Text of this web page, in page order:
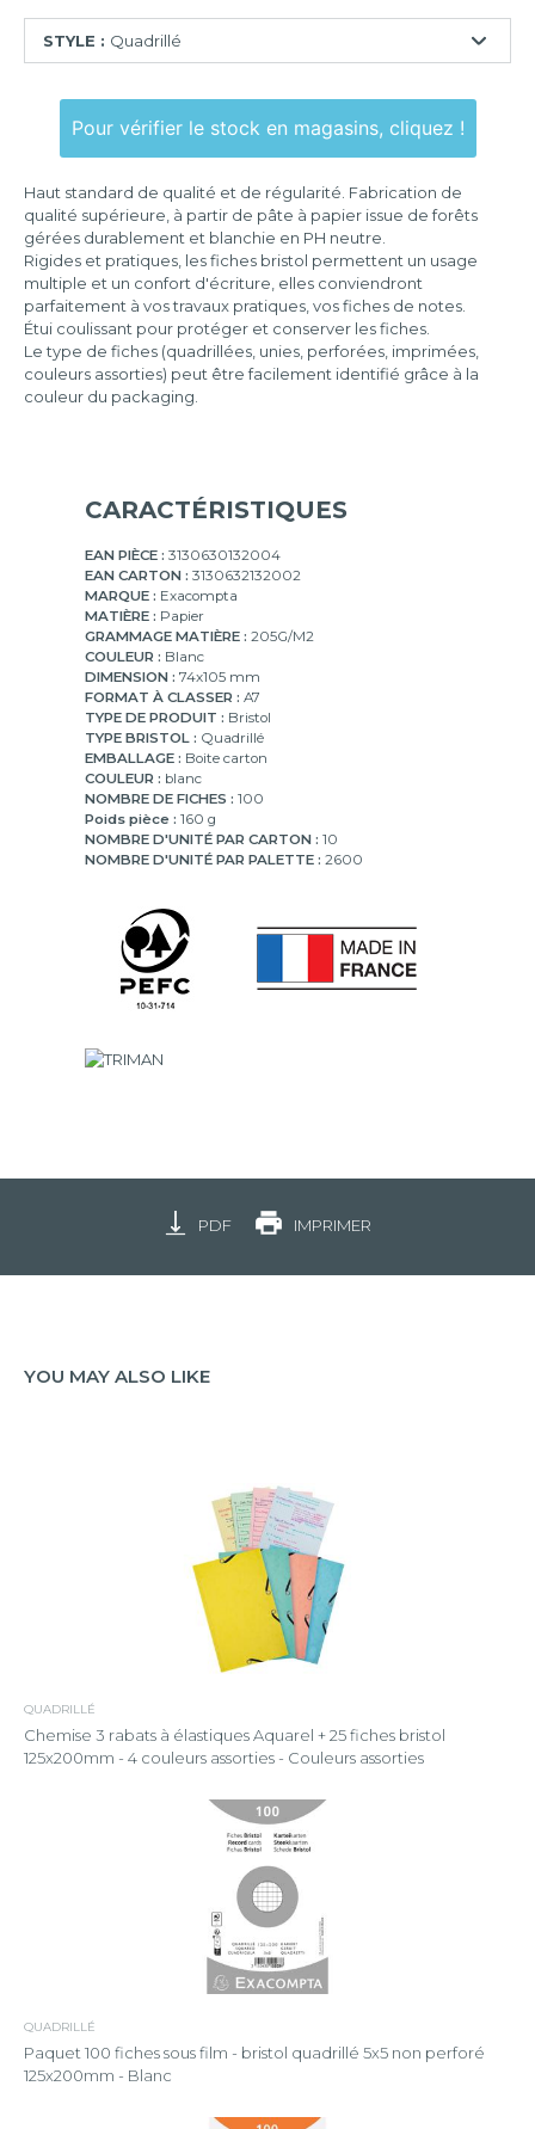
74x105
mm
105x148
mm
125x200
mm
148x210
mm
210x297
STYLE : Quadrillé
Quadrillé
perforé
Uni
Uni
perforé
Pour vérifier le stock en magasins, cliquez !
Haut standard de qualité et de régularité. Fabrication de
qualité supérieure, à partir de pâte à papier issue de forêts
gérées durablement et blanchie en PH neutre.
Rigides et pratiques, les fiches bristol permettent un usage
multiple et un confort d'écriture, elles conviendront
parfaitement à vos travaux pratiques, vos fiches de notes.
Étui coulissant pour protéger et conserver les fiches.
Le type de fiches (quadrillées, unies, perforées, imprimées,
couleurs assorties) peut être facilement identifié grâce à la
couleur du packaging.
CARACTÉRISTIQUES
EAN PIÈCE : 3130630132004
EAN CARTON : 3130632132002
MARQUE : Exacompta
MATIÈRE : Papier
GRAMMAGE MATIÈRE : 205G/M2
COULEUR : Blanc
DIMENSION : 74x105 mm
FORMAT À CLASSER : A7
TYPE DE PRODUIT : Bristol
TYPE BRISTOL : Quadrillé
EMBALLAGE : Boite carton
COULEUR : blanc
NOMBRE DE FICHES : 100
Poids pièce : 160 g
NOMBRE D'UNITÉ PAR CARTON : 10
NOMBRE D'UNITÉ PAR PALETTE : 2600
PDF IMPRIMER
YOU MAY ALSO LIKE
QUADRILLÉ
Chemise 3 rabats à élastiques Aquarel + 25 fiches bristol
125x200mm - 4 couleurs assorties - Couleurs assorties
QUADRILLÉ
Paquet 100 fiches sous film - bristol quadrillé 5x5 non perforé
125x200mm - Blanc